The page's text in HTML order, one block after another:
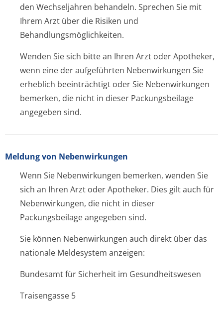
den Wechseljahren behandeln. Sprechen Sie mit
Ihrem Arzt über die Risiken und
Behandlungsmöglichke­iten.
Wenden Sie sich bitte an Ihren Arzt oder Apotheker,
wenn eine der aufgeführten Nebenwirkungen Sie
erheblich beeinträchtigt oder Sie Nebenwirkungen
bemerken, die nicht in dieser Packungsbeilage
angegeben sind.
Meldung von Nebenwirkungen
Wenn Sie Nebenwirkungen bemerken, wenden Sie
sich an Ihren Arzt oder Apotheker. Dies gilt auch für
Nebenwirkungen, die nicht in dieser
Packungsbeilage angegeben sind.
Sie können Nebenwirkungen auch direkt über das
nationale Meldesystem anzeigen:
Bundesamt für Sicherheit im Gesundheitswesen
Traisengasse 5